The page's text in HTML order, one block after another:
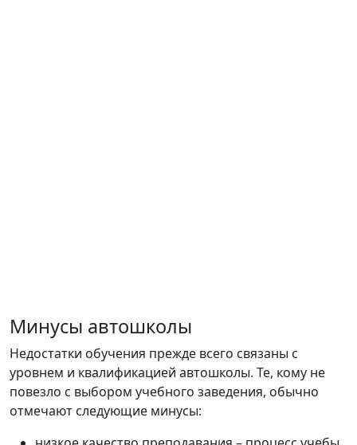
Минусы автошколы
Недостатки обучения прежде всего связаны с
уровнем и квалификацией автошколы. Те, кому не
повезло с выбором учебного заведения, обычно
отмечают следующие минусы: